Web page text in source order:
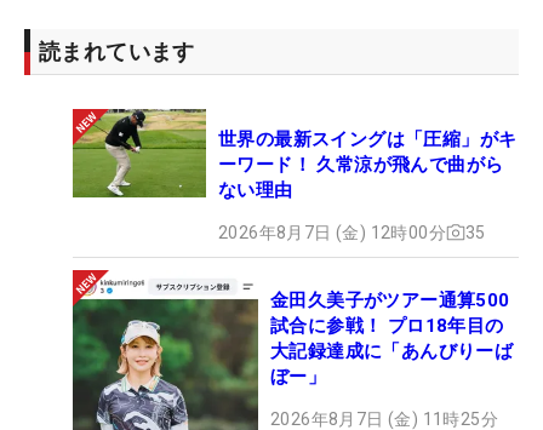
読まれています
世界の最新スイングは「圧縮」がキ
ーワード！ 久常涼が飛んで曲がら
ない理由
2026年8月7日 (金) 12時00分 35
金田久美子がツアー通算500
試合に参戦！ プロ18年目の
大記録達成に「あんびりーば
ぼー」
2026年8月7日 (金) 11時25分